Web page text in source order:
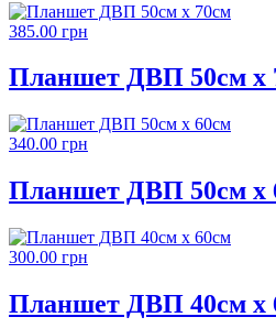
385.00 грн
Планшет ДВП 50см х
340.00 грн
Планшет ДВП 50см х
300.00 грн
Планшет ДВП 40см х